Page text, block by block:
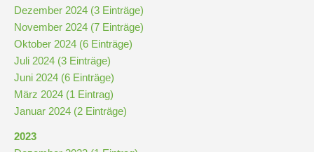
Dezember 2024 (3 Einträge)
November 2024 (7 Einträge)
Oktober 2024 (6 Einträge)
Juli 2024 (3 Einträge)
Juni 2024 (6 Einträge)
März 2024 (1 Eintrag)
Januar 2024 (2 Einträge)
2023